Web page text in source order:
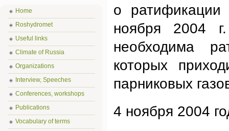
о
ноября 2004
необходима
которых
парниковых
4 ноября 2004
Home
Roshydromet
Useful links
Climate of Russia
Organizations
Interview, Speeches
Conferences, workshops
Publications
Vocabulary of terms